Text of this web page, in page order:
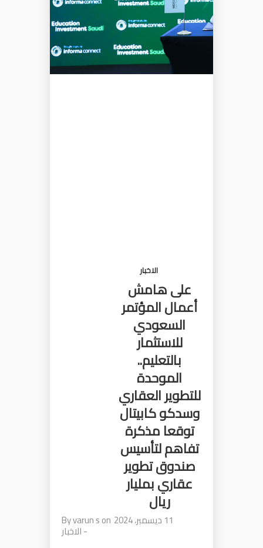
الاخبار
على هامش
أعمال المؤتمر
السعودي
للاستثمار
بالتعليم..
الموحدة
للتطوير العقاري
وسدكو كابيتال
توقعا مذكرة
تفاهم لتأسيس
صندوق تطوير
عقاري بمليار
ريال
Byvarun son 11 ديسمبر، 2024
-الاخبار